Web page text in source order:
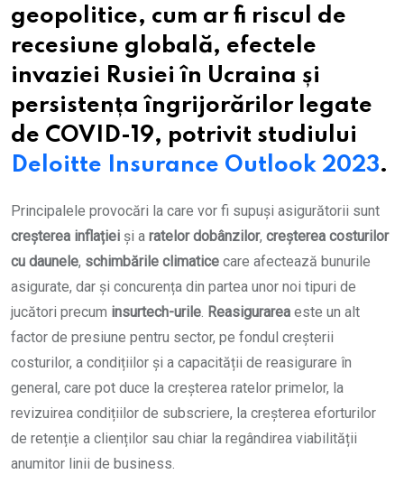
geopolitice, cum ar fi riscul de
recesiune globală, efectele
invaziei Rusiei în Ucraina și
persistența îngrijorărilor legate
de COVID-19, potrivit studiului
Deloitte Insurance Outlook 2023.
Principalele provocări la care vor fi supuși asigurătorii sunt
creșterea inflației și a ratelor dobânzilor, creșterea costurilor
cu daunele, schimbările climatice care afectează bunurile
asigurate, dar și concurența din partea unor noi tipuri de
jucători precum insurtech-urile. Reasigurarea este un alt
factor de presiune pentru sector, pe fondul creșterii
costurilor, a condițiilor și a capacității de reasigurare în
general, care pot duce la creșterea ratelor primelor, la
revizuirea condițiilor de subscriere, la creșterea eforturilor
de retenție a clienților sau chiar la regândirea viabilității
anumitor linii de business.